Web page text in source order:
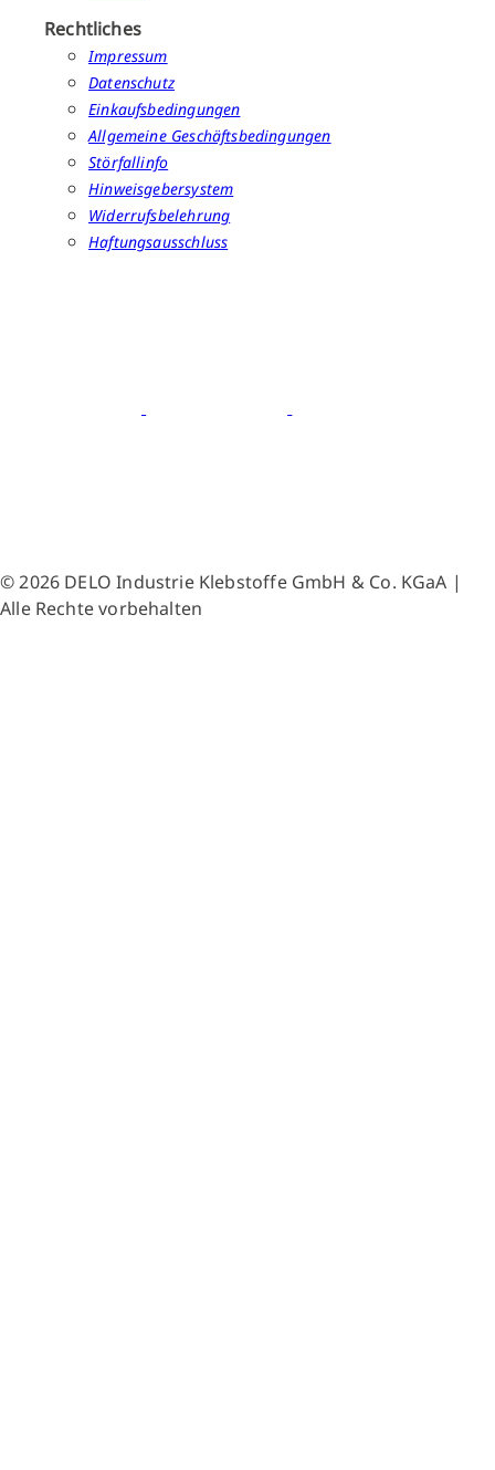
Rechtliches
Impressum
Datenschutz
Einkaufsbedingungen
Allgemeine Geschäftsbedingungen
Störfallinfo
Hinweisgebersystem
Widerrufsbelehrung
Haftungsausschluss
© 2026 DELO Industrie Klebstoffe GmbH & Co. KGaA |
Alle Rechte vorbehalten